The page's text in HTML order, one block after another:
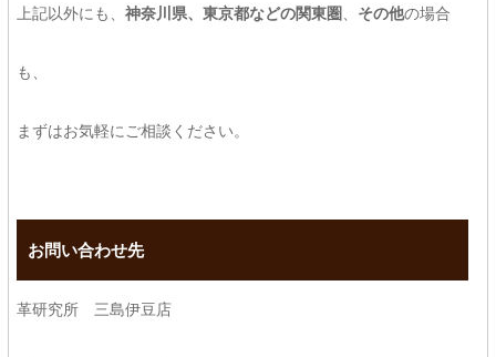
上記以外にも、 神奈川県、東京都などの関東圏 その他の場合
も、
まずはお気軽にご相談ください。
お問い合わせ先
革研究所 三島伊豆店